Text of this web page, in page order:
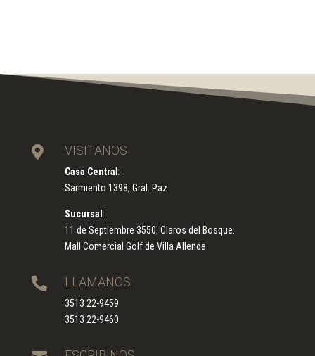
 VISITANOS
Casa Centra l:
Sarmiento 1398, Gral. Paz.
Sucursal :
11 de Septiembre 3550, Claros del Bosque.
Mall Comercial Golf de Villa Allende
 LLAMANOS
3513 22-9459
3513 22-9460